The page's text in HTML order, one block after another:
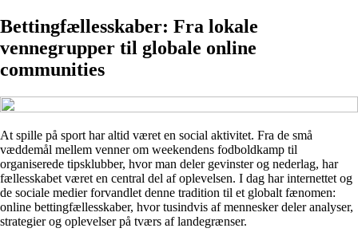
Bettingfællesskaber: Fra lokale
vennegrupper til globale online
communities
At spille på sport har altid været en social aktivitet. Fra de små
væddemål mellem venner om weekendens fodboldkamp til
organiserede tipsklubber, hvor man deler gevinster og nederlag, har
fællesskabet været en central del af oplevelsen. I dag har internettet og
de sociale medier forvandlet denne tradition til et globalt fænomen:
online bettingfællesskaber, hvor tusindvis af mennesker deler analyser,
strategier og oplevelser på tværs af landegrænser.